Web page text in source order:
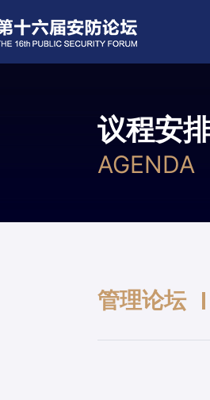
议程安
AGENDA
管理论坛